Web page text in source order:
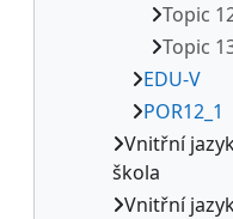
Topic
Topic
EDU-V
POR12_1
Vnitřní
škola
Vnitřní